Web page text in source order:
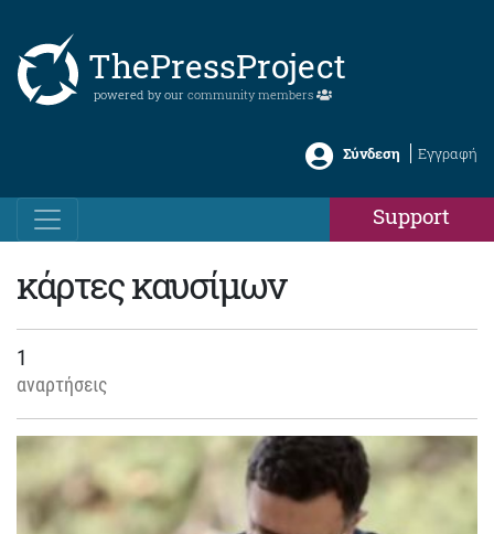
ThePressProject
powered by our community members
Σύνδεση Εγγραφή
Support
κάρτες καυσίμων
1
αναρτήσεις